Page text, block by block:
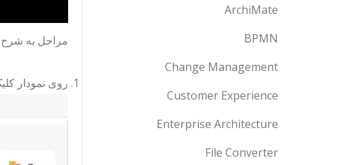
مراحل به
روی نمودار
ArchiMate
BPMN
Change Management
Customer Experience
Enterprise Architecture
File Converter